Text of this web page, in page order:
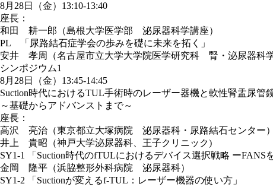
8月28日（金）13:10-13:40
座長：
和田 耕一郎（島根大学医学部 泌尿器科学講座）
PL 「尿路結石症学会の歩みを礎に未来を拓く」
安井 孝周（名古屋市立大学大学院医学研究科 腎・泌尿器科学
シンポジウム1
8月28日（金）13:45-14:45
Suction時代におけるTUL手術時のレーザー器機と軟性腎盂尿管
～基礎からアドバンストまで～
座長：
高沢 亮治（東京都立大塚病院 泌尿器科・尿路結石センター）
井上 貴昭（神戸大学泌尿器科、王子クリニック)
SY1-1 「Suction時代のfTULにおけるデバイス選択戦略 ーFANS
金岡 隆平（浜脇整形外科病院 泌尿器科）
SY1-2 「Suctionが変えるf-TUL：レーザー機器の使い方」